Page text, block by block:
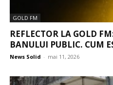
GOLD FM
REFLECTOR LA GOLD
BANULUI PUBLIC. CUM
News Solid - mai 11, 2026